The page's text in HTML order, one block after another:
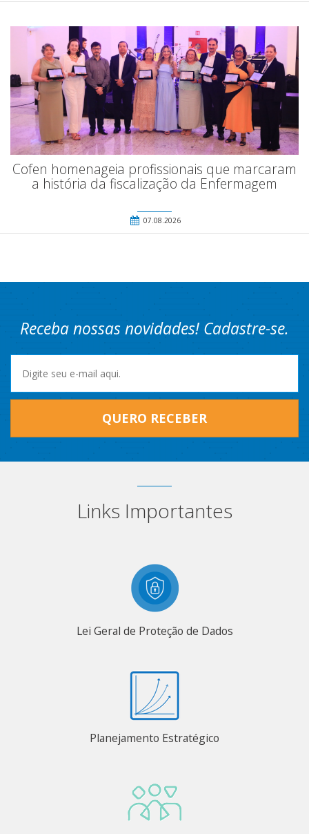
Cofen homenageia profissionais que marcaram
a história da fiscalização da Enfermagem
07.08.2026
Receba nossas novidades! Cadastre-se.
QUERO RECEBER
Links Importantes
Lei Geral de Proteção de Dados
Planejamento Estratégico